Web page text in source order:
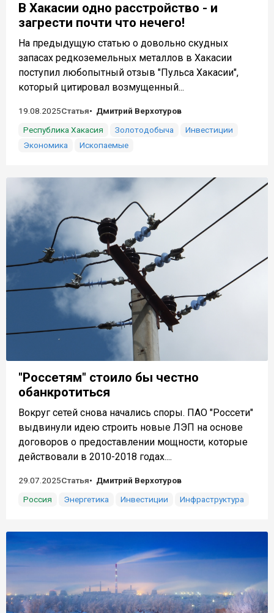
В Хакасии одно расстройство - и
загрести почти что нечего!
На предыдущую статью о довольно скудных
запасах редкоземельных металлов в Хакасии
поступил любопытный отзыв "Пульса Хакасии",
который цитировал возмущенный...
19.08.2025Статья
Дмитрий Верхотуров
Республика Хакасия
Золотодобыча
Инвестиции
Экономика
Ископаемые
"Россетям" стоило бы честно
обанкротиться
Вокруг сетей снова начались споры. ПАО "Россети"
выдвинули идею строить новые ЛЭП на основе
договоров о предоставлении мощности, которые
действовали в 2010-2018 годах....
29.07.2025Статья
Дмитрий Верхотуров
Россия
Энергетика Инвестиции Инфраструктура